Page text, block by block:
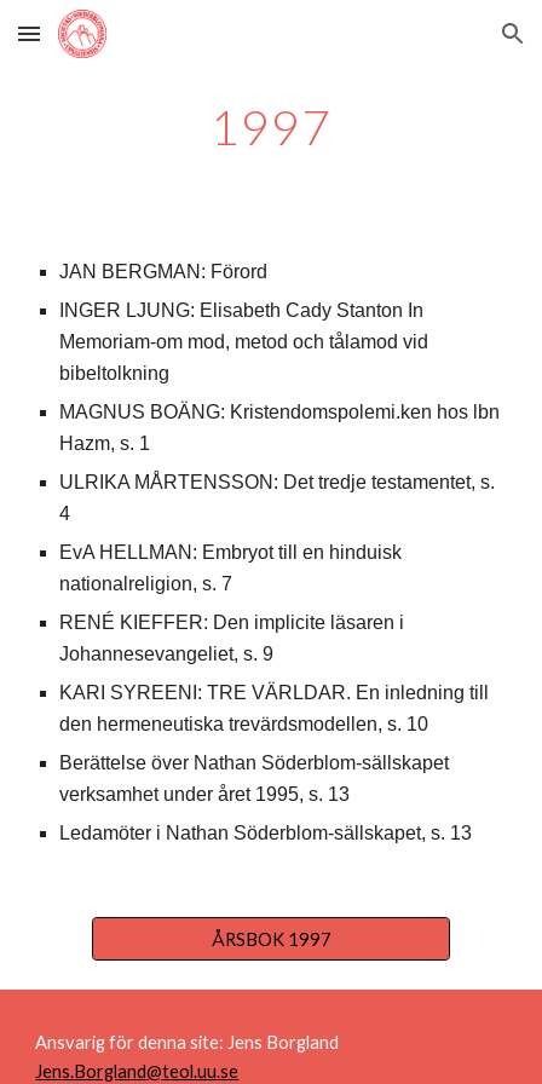
Skip to main content Skip to navigation
1997
JAN BERGMAN: Förord
INGER LJUNG: Elisabeth Cady Stanton In
Memoriam-om mod, metod och tålamod vid
bibeltolkning
MAGNUS BOÄNG: Kristendomspolemi.ken hos lbn
Hazm, s. 1
ULRIKA MÅRTENSSON: Det tredje testamentet, s.
4
EvA HELLMAN: Embryot till en hinduisk
nationalreligion, s. 7
RENÉ KIEFFER: Den implicite läsaren i
Johannesevangeliet, s. 9
KARI SYREENI: TRE VÄRLDAR. En inledning till
den hermeneutiska trevärdsmodellen, s. 10
Berättelse över Nathan Söderblom-sällskapet
verksamhet under året 1995, s. 13
Ledamöter i Nathan Söderblom-sällskapet, s. 13
ÅRSBOK 1997
Ansvarig för denna site: Jens Borgland
Jens.Borgland@teol.uu.se